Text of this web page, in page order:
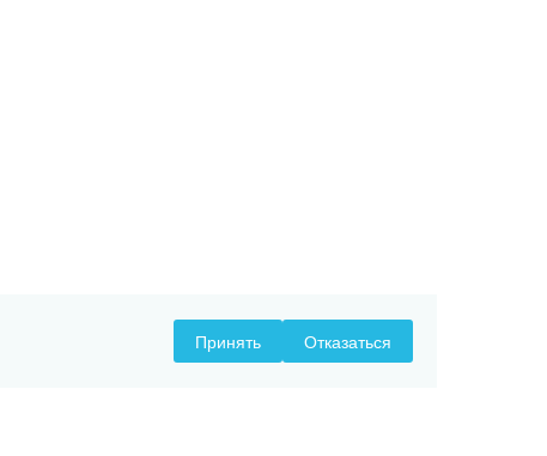
Принять Отказаться